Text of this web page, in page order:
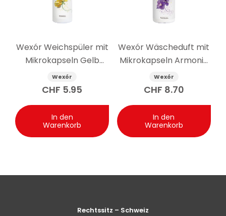
Wexór Weichspüler mit
Mikrokapseln Gelb
Cashmere 750 ml
Wexór
CHF 5.95
In den
Warenkorb
Wexór Wäscheduft mit
Mikrokapseln Armonia
Viola 200 ml
Wexór
CHF 8.70
In den
Warenkorb
Rechtssitz – Schweiz